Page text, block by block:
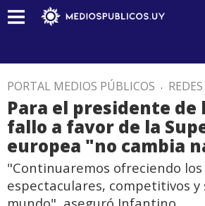
PORTAL MEDIOS PÚBLICOS . REDES
Para el presidente de
fallo a favor de la
europea "no cambia
"Continuaremos ofreciendo
espectaculares, competitivos